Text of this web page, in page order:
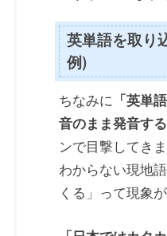
英単語を取り
例)
ちなみに 「英単
音のまま発音する
ンで目撃してき
わからない現地
くる」って現象